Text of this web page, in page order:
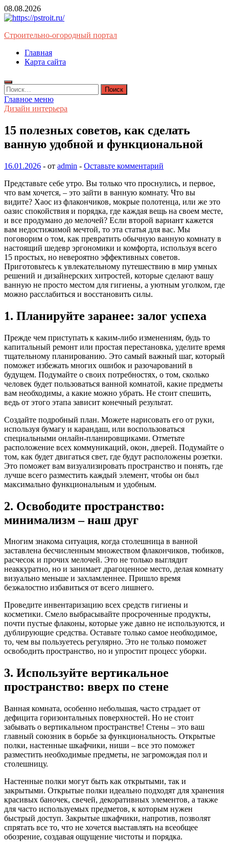
Перейти
к
08.08.2026
Строительно-огородный портал
Главная
Карта сайта
Найти:
Главное меню
Дизайн интерьера
15 полезных советов, как сделать
ванную удобной и функциональной
16.01.2026 - от admin - Оставьте комментарий
Представьте себе утро. Вы только что проснулись, и первое,
что вам хочется, – это зайти в ванную комнату. Что вы
видите? Хаос из флакончиков, мокрые полотенца, или же это
оазис спокойствия и порядка, где каждая вещь на своем месте,
и все продумано до мелочей? Если второй вариант кажется
вам недостижимой мечтой, то эта статья для вас. Мы
поговорим о том, как превратить обычную ванную комнату в
настоящий шедевр эргономики и комфорта, используя всего
15 простых, но невероятно эффективных советов.
Приготовьтесь к увлекательному путешествию в мир умных
решений и дизайнерских хитростей, которые сделают вашу
ванную не просто местом для гигиены, а уютным уголком, где
можно расслабиться и восстановить силы.
1. Планируйте заранее: залог успеха
Прежде чем приступать к каким-либо изменениям, будь то
капитальный ремонт или простая перестановка, уделите время
тщательному планированию. Это самый важный шаг, который
поможет избежать многих ошибок и разочарований в
будущем. Подумайте о своих потребностях, о том, сколько
человек будет пользоваться ванной комнатой, какие предметы
вам необходимы, а какие можно убрать. Не стоит спешить,
ведь от этого этапа зависит конечный результат.
Создайте подробный план. Можете нарисовать его от руки,
используя бумагу и карандаш, или воспользоваться
специальными онлайн-планировщиками. Отметьте
расположение всех коммуникаций, окон, дверей. Подумайте о
том, как будет двигаться свет, где будут расположены розетки.
Это поможет вам визуализировать пространство и понять, где
лучше всего разместить каждый элемент, чтобы он был
максимально функциональным и удобным.
2. Освободите пространство:
минимализм – наш друг
Многим знакома ситуация, когда столешница в ванной
заставлена бесчисленным множеством флакончиков, тюбиков,
расчесок и прочих мелочей. Это не только выглядит
неаккуратно, но и занимает драгоценное место, делая комнату
визуально меньше и захламленнее. Пришло время
безжалостно избавиться от всего лишнего.
Проведите инвентаризацию всех средств гигиены и
косметики. Смело выбрасывайте просроченные продукты,
почти пустые флаконы, которые уже давно не используются, и
дублирующие средства. Оставьте только самое необходимое,
то, чем вы пользуетесь регулярно. Это не только поможет
освободить пространство, но и упростит процесс уборки.
3. Используйте вертикальное
пространство: вверх по стене
Ванная комната, особенно небольшая, часто страдает от
дефицита горизонтальных поверхностей. Но не стоит
забывать о вертикальном пространстве! Стены – это ваш
главный союзник в борьбе за функциональность. Открытые
полки, настенные шкафчики, ниши – все это поможет
разместить необходимые предметы, не загромождая пол и
столешницу.
Настенные полки могут быть как открытыми, так и
закрытыми. Открытые полки идеально подходят для хранения
красивых баночек, свечей, декоративных элементов, а также
для часто используемых предметов, к которым нужен
быстрый доступ. Закрытые шкафчики, напротив, позволят
спрятать все то, что не хочется выставлять на всеобщее
обозрение, создавая ощущение чистоты и порядка.